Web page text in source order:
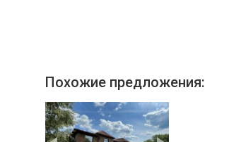
Похожие предложения: